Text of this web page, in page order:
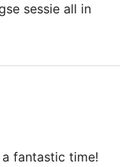
sessie all in
fantastic time!